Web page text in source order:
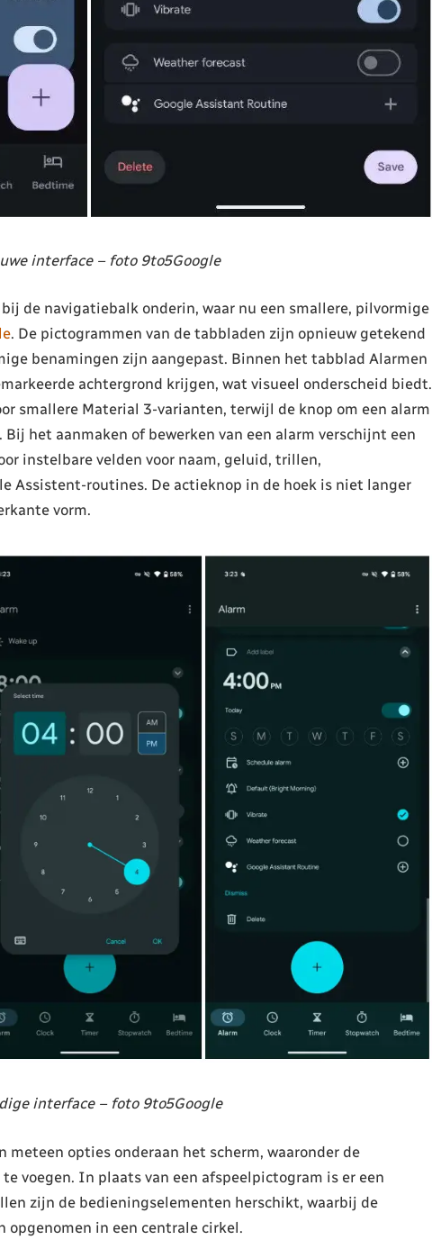
interface – foto 9to5Google
de navigatiebalk onderin, waar nu een smallere, pilvormige
. De pictogrammen van de tabbladen zijn opnieuw getekend
benamingen zijn aangepast. Binnen het tabblad Alarmen
achtergrond krijgen, wat visueel onderscheid biedt.
smallere Material 3-varianten, terwijl de knop om een alarm
het aanmaken of bewerken van een alarm verschijnt een
instelbare velden voor naam, geluid, trillen,
Assistent-routines. De actieknop in de hoek is niet langer
vorm.
interface – foto 9to5Google
opties onderaan het scherm, waaronder de
voegen. In plaats van een afspeelpictogram is er een
zijn de bedieningselementen herschikt, waarbij de
opgenomen in een centrale cirkel.